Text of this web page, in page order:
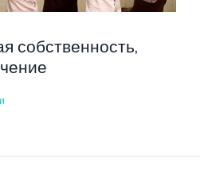
собственность,